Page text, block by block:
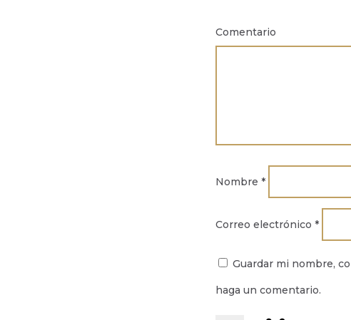
Comentario
Nombre*
Correo electrónico*
Guardar mi nombre,
haga un comentario.